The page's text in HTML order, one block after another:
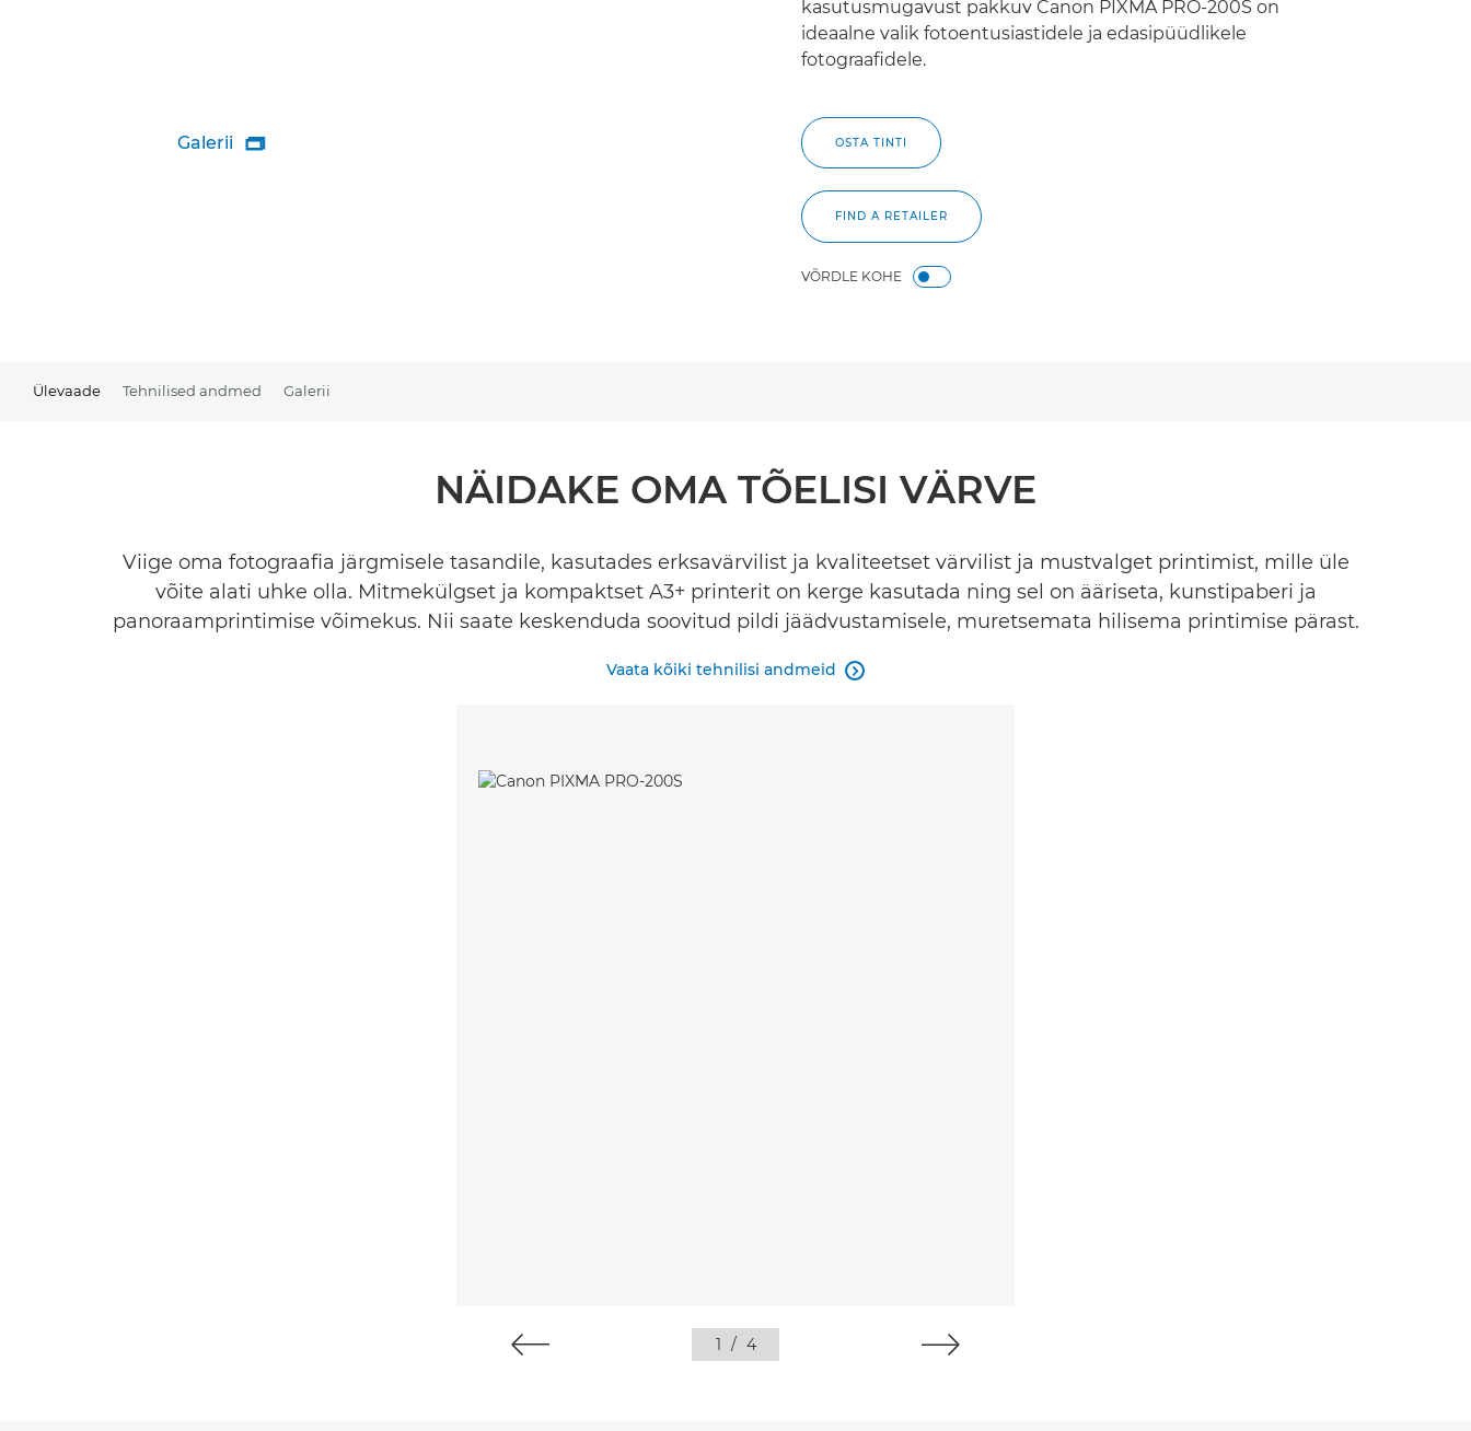
Galerii 
kasutusmugavust pakkuv Canon PIXMA PRO-200S on
ideaalne valik fotoentusiastidele ja edasipüüdlikele
fotograafidele.
OSTA TINTI
FIND A RETAILER
VÕRDLE KOHE
Ülevaade Tehnilised andmed Galerii
NÄIDAKE OMA TÕELISI VÄRVE
Viige oma fotograafia järgmisele tasandile, kasutades erksavärvilist ja kvaliteetset värvilist ja mustvalget printimist, mille üle
võite alati uhke olla. Mitmekülgset ja kompaktset A3+ printerit on kerge kasutada ning sel on ääriseta, kunstipaberi ja
panoraamprintimise võimekus. Nii saate keskenduda soovitud pildi jäädvustamisele, muretsemata hilisema printimise pärast.
Vaata kõiki tehnilisi andmeid 
1 / 4